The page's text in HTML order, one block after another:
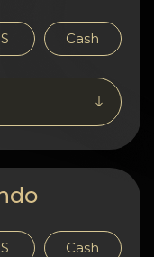
Cash
Cash